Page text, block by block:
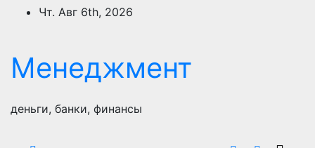
ПерейтиЧт. Авг 6th, 2026
Менеджмент
деньги, банки, финансы